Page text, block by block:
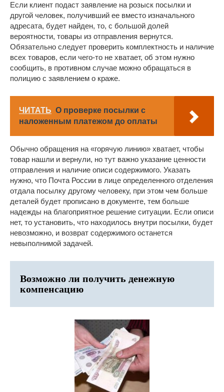
Если клиент подаст заявление на розыск посылки и
другой человек, получивший ее вместо изначального
адресата, будет найден, то, с большой долей
вероятности, товары из отправления вернутся.
Обязательно следует проверить комплектность и наличие
всех товаров, если чего-то не хватает, об этом нужно
сообщить, в противном случае можно обращаться в
полицию с заявлением о краже.
ЧИТАТЬ О проверке посылки с
наложенным платежом до оплаты
Обычно обращения на «горячую линию» хватает, чтобы
товар нашли и вернули, но тут важно указание ценности
отправления и наличие описи содержимого. Указать
нужно, что Почта России в лице определенного отделения
отдала посылку другому человеку, при этом чем больше
деталей будет прописано в документе, тем больше
надежды на благоприятное решение ситуации. Если описи
нет, то установить, что находилось внутри посылки, будет
невозможно, и возврат содержимого останется
невыполнимой задачей.
Возможно ли получить денежную
компенсацию